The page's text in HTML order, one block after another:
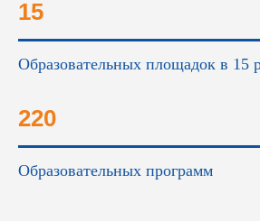
15
Образовательных площадок в 15
220
Образовательных программ